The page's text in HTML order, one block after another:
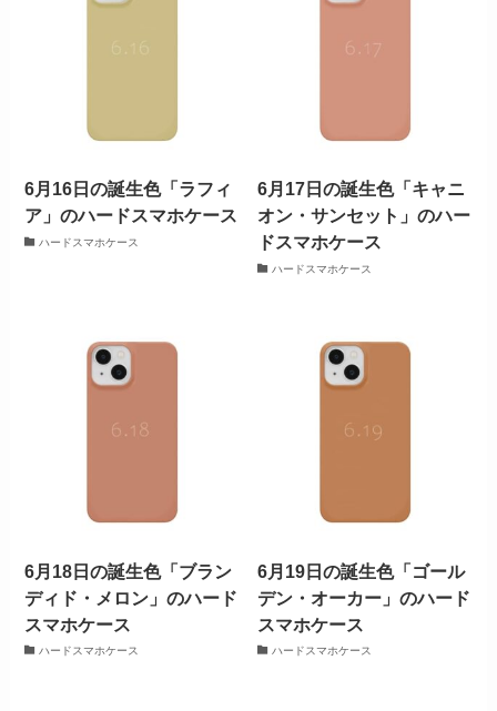
6月16日の誕生色「ラフィ
ア」のハードスマホケース
ハードスマホケース
6月17日の誕生色「キャニ
オン・サンセット」のハー
ドスマホケース
ハードスマホケース
6月18日の誕生色「ブラン
ディド・メロン」のハード
スマホケース
ハードスマホケース
6月19日の誕生色「ゴール
デン・オーカー」のハード
スマホケース
ハードスマホケース